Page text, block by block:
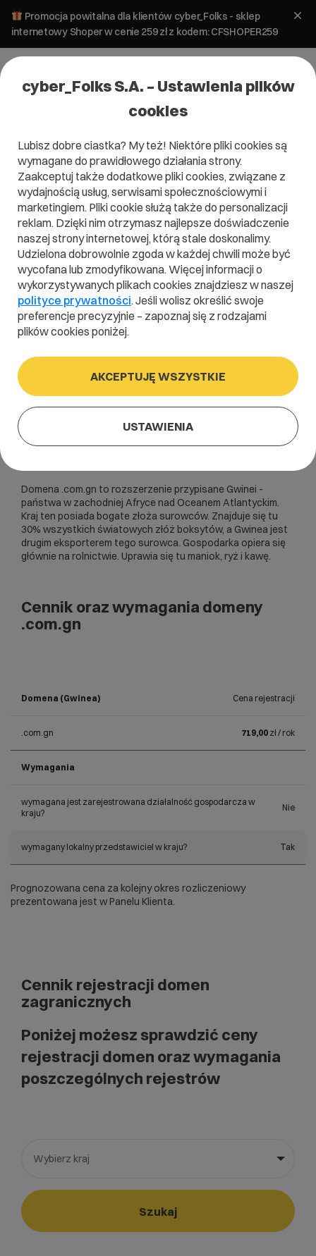
Promocja powitalna dla klientów cyber_Folks - sklep
internetowy Shoper w cenie 259 zł z kodem: CFSHOPER259
Domena .com.gn
Zarejestruj adres www z domeną Gwinei
.com.gn
Szukaj
Domena .com.gn to rozszerzenie przypisane Gwinei -
państwa w zachodniej Afryce nad Oceanem Atlantyckim.
Kraj ten posiada bogate złoża surowców. Znajduje się tu
30% wszystkich światowych złóż boksytów, a Gwinea jest
drugim eksporterem tego surowca. Gospodarka opiera się
głównie na rolnictwie. Uprawia się tu maniok, ryż i kawę.
Cennik oraz wymagania domeny
.com.gn
Domena (Gwinea) Cena rejestracji
.com.gn 719,00 zł / rok
Wymagania
wymagana jest zarejestrowana działalność gospodarcza w
kraju?
Nie
wymagany lokalny przedstawiciel w kraju? Tak
Prognozowana cena za kolejny okres rozliczeniowy
prezentowana jest w Panelu Klienta.
Cennik rejestracji domen
zagranicznych
Poniżej możesz sprawdzić ceny
rejestracji domen oraz wymagania
poszczególnych rejestrów
Wybierz kraj
Wybierz gotową listę. Użyj spacji, aby otworzyć.
Naciśnij spację, aby otworzyć listę, klawisze strzałek, aby
Szukaj
cyber_Folks S.A. – Ustawienia plików
cookies
Lubisz dobre ciastka? My też! Niektóre pliki cookies są
wymagane do prawidłowego działania strony.
Zaakceptuj także dodatkowe pliki cookies, związane z
wydajnością usług, serwisami społecznościowymi i
marketingiem. Pliki cookie służą także do personalizacji
reklam. Dzięki nim otrzymasz najlepsze doświadczenie
naszej strony internetowej, którą stale doskonalimy.
Udzielona dobrowolnie zgoda w każdej chwili może być
wycofana lub zmodyfikowana. Więcej informacji o
wykorzystywanych plikach cookies znajdziesz w naszej
polityce prywatności. Jeśli wolisz określić swoje
preferencje precyzyjnie – zapoznaj się z rodzajami
plików cookies poniżej.
AKCEPTUJĘ WSZYSTKIE
USTAWIENIA